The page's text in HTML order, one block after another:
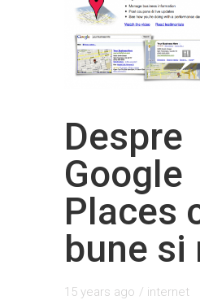
Despre
Google
Places
bune si
15 years ago / internet